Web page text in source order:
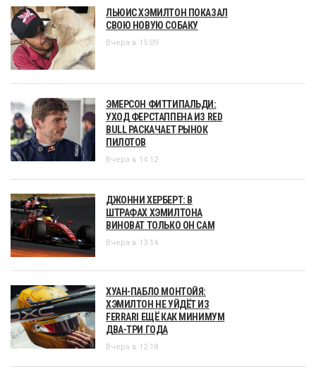
ЛЬЮИС ХЭМИЛТОН ПОКАЗАЛ
СВОЮ НОВУЮ СОБАКУ
Вчера в 15:09
ЭМЕРСОН ФИТТИПАЛЬДИ:
УХОД ФЕРСТАППЕНА ИЗ RED
BULL РАСКАЧАЕТ РЫНОК
ПИЛОТОВ
Вчера в 14:12
ДЖОННИ ХЕРБЕРТ: В
ШТРАФАХ ХЭМИЛТОНА
ВИНОВАТ ТОЛЬКО ОН САМ
Вчера в 13:14
ХУАН-ПАБЛО МОНТОЙЯ:
ХЭМИЛТОН НЕ УЙДЁТ ИЗ
FERRARI ЕЩЁ КАК МИНИМУМ
ДВА-ТРИ ГОДА
Вчера в 12:18